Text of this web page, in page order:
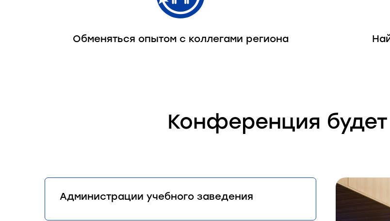
Обменяться опытом с коллегами региона
Конференция
Администрации учебного заведения